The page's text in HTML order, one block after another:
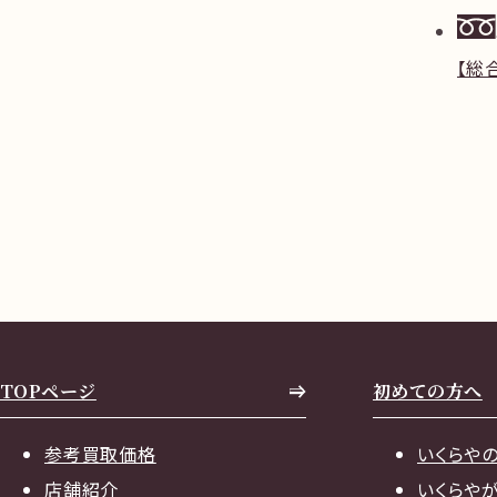
【総
TOPページ
参考買取価格
店舗紹介
初めての方へ
いくらや
いくらや